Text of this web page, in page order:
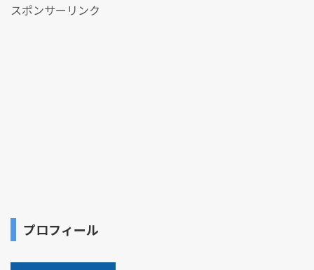
スポンサーリンク
プロフィール